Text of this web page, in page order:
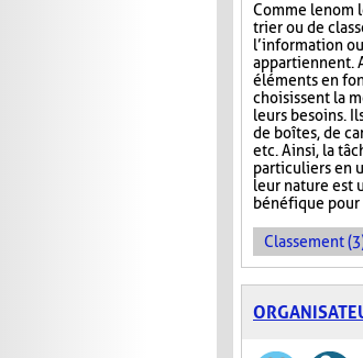
Comme le nom
trier ou de
l’information
appartiennent.
éléments en
choisissent la
leurs besoins.
de boîtes, de
etc. Ainsi, la
particuliers en
leur nature est
bénéfique pour
Classement